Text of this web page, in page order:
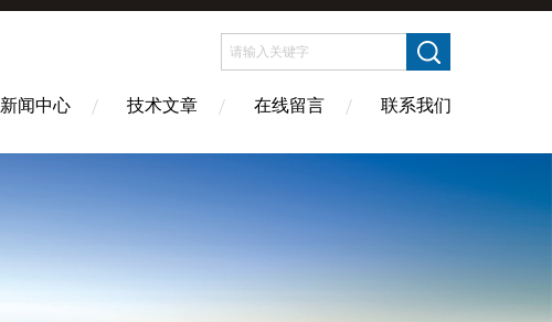
新闻中心 技术文章 在线留言 联系我们